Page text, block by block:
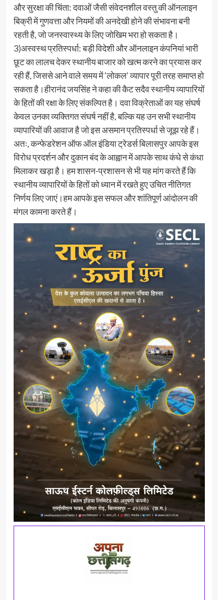
और सुरक्षा की चिंता: दवाओं जैसी संवेदनशील वस्तु की ऑनलाइन
बिक्री में गुणवत्ता और नियमों की अनदेखी होने की संभावना बनी
रहती है, जो जनस्वास्थ्य के लिए जोखिम भरा हो सकता है।
3)अस्वस्थ प्रतिस्पर्धा: बड़ी विदेशी और ऑनलाइन कंपनियां भारी
छूट का लालच देकर स्थानीय बाजार को खत्म करने का प्रयास कर
रही हैं, जिससे आने वाले समय में ‘लोकल’ व्यापार पूरी तरह समाप्त हो
सकता है।हीरानंद जयसिंह ने कहा की कैट सदैव स्थानीय व्यापारियों
के हितों की रक्षा के लिए संकल्पित है। दवा विक्रेताओं का यह संघर्ष
केवल उनका व्यक्तिगत संघर्ष नहीं है, बल्कि यह उन सभी स्थानीय
व्यापारियों की आवाज है जो इस असमान प्रतिस्पर्धा से जूझ रहे हैं।
अतः, कन्फेडरेशन ऑफ ऑल इंडिया ट्रेडर्स बिलासपुर आपके इस
विरोध प्रदर्शन और दुकान बंद के आह्वान में आपके साथ कंधे से कंधा
मिलाकर खड़ा है। हम शासन-प्रशासन से भी यह मांग करते हैं कि
स्थानीय व्यापारियों के हितों को ध्यान में रखते हुए उचित नीतिगत
निर्णय लिए जाएं।हम आपके इस सफल और शांतिपूर्ण आंदोलन की
मंगल कामना करते हैं।